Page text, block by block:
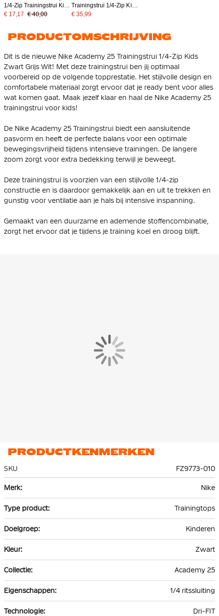
1/4-Zip Trainingstrui Kids
Geel Goud Zwart
€ 17,17 € 40,00
Trainingstrui 1/4-Zip Kids
Zwart Wit
€ 35,99
PRODUCTOMSCHRIJVING
Dit is de nieuwe Nike Academy 25 Trainingstrui 1/4-Zip Kids
Zwart Grijs Wit! Met deze trainingstrui ben jij optimaal
voorbereid op de volgende topprestatie. Het stijlvolle design en
comfortabele materiaal zorgt ervoor dat je ready bent voor alles
wat komen gaat. Maak jezelf klaar en haal de Nike Academy 25
trainingstrui voor kids!
De Nike Academy 25 Trainingstrui biedt een aansluitende
pasvorm en heeft de perfecte balans voor een optimale
bewegingsvrijheid tijdens intensieve trainingen. De langere
zoom zorgt voor extra bedekking terwijl je beweegt.
Deze trainingstrui is voorzien van een stijlvolle 1/4-zip
constructie en is daardoor gemakkelijk aan en uit te trekken en
gunstig voor ventilatie aan je hals bij intensive inspanning.
Gemaakt van een duurzame en ademende stoffencombinatie,
zorgt het ervoor dat je tijdens je training koel en droog blijft.
PRODUCTKENMERKEN
SKU
FZ9773-010
informatie
Nike
Trainingtops
Kinderen
Zwart
Academy 25
1/4 ritssluiting
Dri-FIT